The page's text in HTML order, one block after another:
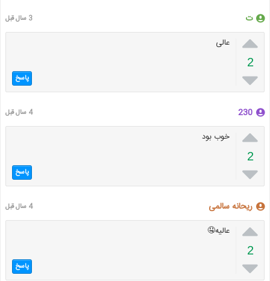
ت 3 سال قبل

2

عالی
پاسخ
230 4 سال قبل

2

خوب بود
پاسخ
ریحانه سالمی 4 سال قبل

2

عالیه🤤
پاسخ